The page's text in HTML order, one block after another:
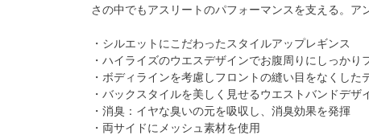
さの中でもアスリートのパフォーマンスを支える。ア
・シルエットにこだわったスタイルアップレギンス
・ハイライズのウエスデザインでお腹周りにしっかり
・ボディラインを考慮しフロントの縫い目をなくした
・バックスタイルを美しく見せるウエストバンドデザ
・消臭：イヤな臭いの元を吸収し、消臭効果を発揮
・両サイドにメッシュ素材を使用